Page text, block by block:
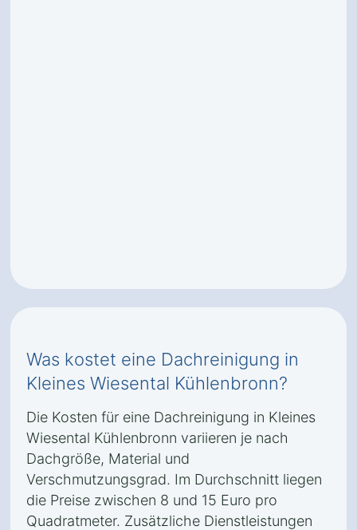
Was kostet eine Dachreinigung in
Kleines Wiesental Kühlenbronn?
Die Kosten für eine Dachreinigung in Kleines
Wiesental Kühlenbronn variieren je nach
Dachgröße, Material und
Verschmutzungsgrad. Im Durchschnitt liegen
die Preise zwischen 8 und 15 Euro pro
Quadratmeter. Zusätzliche Dienstleistungen